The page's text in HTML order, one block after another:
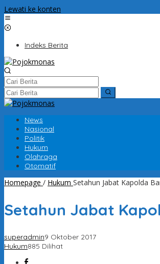
Lewati ke konten
Indeks Berita
News
Nasional
Politik
Hukum
Olahraga
Otomatif
Homepage / Hukum Setahun Jabat Kapolda
Setahun Jabat
superadmin9 Oktober 2017
Hukum885 Dilihat